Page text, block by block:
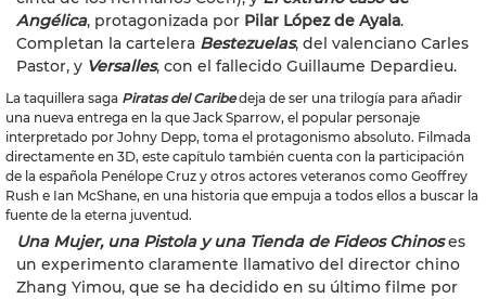
Angélica, protagonizada por Pilar López de Ayala.
Completan la cartelera Bestezuelas, del valenciano Carles
Pastor, y Versalles, con el fallecido Guillaume Depardieu.
La taquillera saga Piratas del Caribedeja de ser una trilogía para añadir
una nueva entrega en la que Jack Sparrow, el popular personaje
interpretado por Johny Depp, toma el protagonismo absoluto. Filmada
directamente en 3D, este capítulo también cuenta con la participación
de la española Penélope Cruz y otros actores veteranos como Geoffrey
Rush e Ian McShane, en una historia que empuja a todos ellos a buscar la
fuente de la eterna juventud.
Una Mujer, una Pistola y una Tienda de Fideos Chinoses
un experimento claramente llamativo del director chino
Zhang Yimou, que se ha decidido en su último filme por